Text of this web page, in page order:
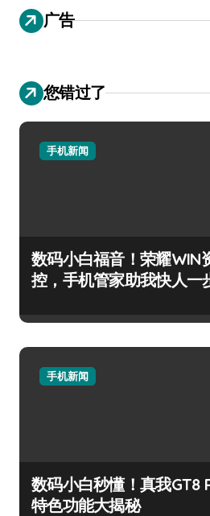
广告
您错过了
手机新闻
数码小白福音！荣耀WIN
控，手机管家助我快人一
手机新闻
数码小白秒懂！真我GT8
特色功能大揭秘